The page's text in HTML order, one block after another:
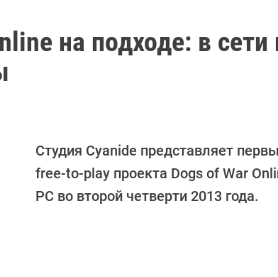
на подходе: в сети
Студия Cyanide представляет
free-to-play проекта Dogs of War
РС во второй четверти 2013 года.